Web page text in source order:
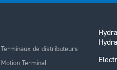
Terminaux de distributeurs
Motion Terminal